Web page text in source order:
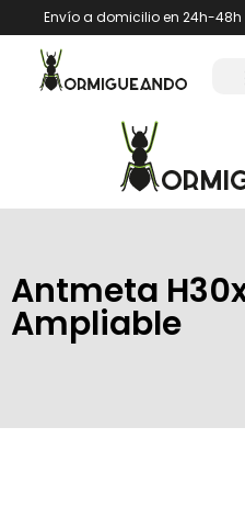
Envío a domicilio en 24h-48h
Antmeta
Ampliable